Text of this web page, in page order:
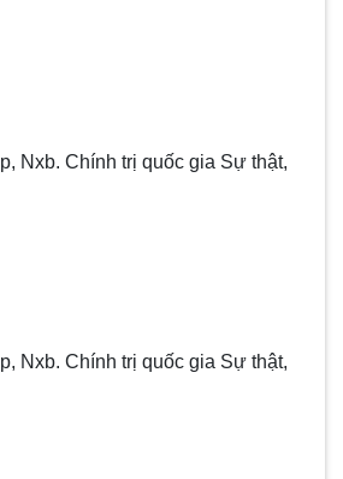
Nxb. Chính trị quốc gia Sự thật,
Nxb. Chính trị quốc gia Sự thật,